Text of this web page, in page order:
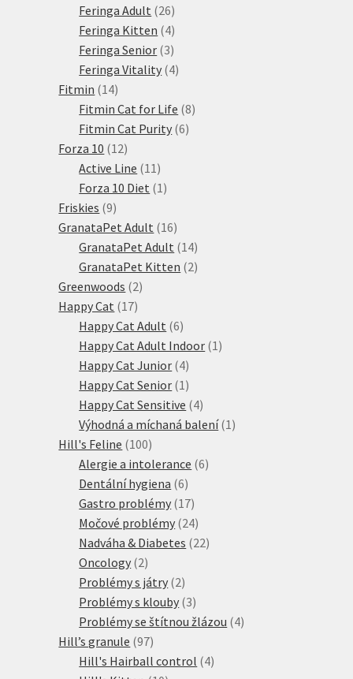
produktů
Feringa Adult 2626
produktů
Feringa Kitten 44
produkty
Feringa Senior 33
produkty
Feringa Vitality 44
Fitmin 1414
produktů
Fitmin Cat for Life 88
Fitmin Cat Purity 66
Forza 10 1212
produktů
Active Line 11 11
produktů
Forza 10 Diet 1 1
Friskies 99
produktů
GranataPet Adult 1616
produktů
GranataPet Adult 1414
produktů
GranataPet Kitten 22
Greenwoods 22
Happy Cat 1717
produktů
Happy Cat Adult 66
produktů
Happy Cat Adult Indoor 1 1
Happy Cat Junior 44
produkty
Happy Cat Senior 1 1
produkt
Happy Cat Sensitive 44
produkty
Výhodná a míchaná balení 1 1
Hill's Feline 100100
produktů
Alergie a intolerance 66
Dentální hygiena 66
produktů
Gastro problémy 1717
produktů
Močové problémy 2424
produktů
Nadváha & Diabetes 2222
Oncology 22
produkty
Problémy s játry 22
produkty
Problémy s klouby 33
produkty
Problémy se štítnou žlázou 44
Hill’s granule 9797
produktů
Hill's Hairball control 44